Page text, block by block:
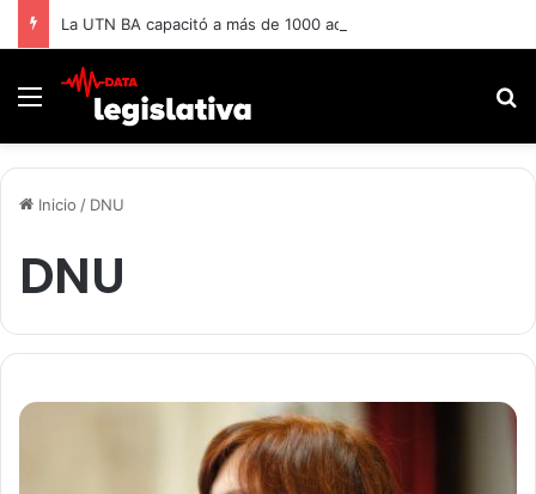
La UTN BA capacitó a más de 1000 adultos mayores.
Menú
Inicio / DNU
DNU